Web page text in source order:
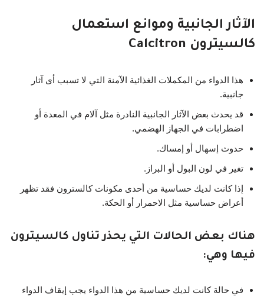
الآثار الجانبية وموانع استعمال
كالسيترون Calcitron
هذا الدواء من المكملات الغذائية الآمنة التي لا تسبب أى آثار
جانبية.
قد يحدث بعض الآثار الجانبية النادرة مثل آلام في المعدة أو
اضطرابات في الجهاز الهضمي.
حدوث إسهال أو إمساك.
تغير في لون البول أو البراز.
إذا كانت لديك حساسية من أحدى مكونات كالسترون فقد تظهر
أعراض حساسية مثل الاحمرار أو الحكة.
هناك بعض الحالات التي يحذر تناول كالسيترون
فيها وهي:
في حالة كانت لديك حساسية من هذا الدواء يجب إيقاف الدواء